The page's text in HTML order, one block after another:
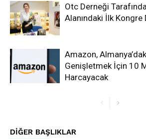
Otc Derneği
Alanındaki İlk
Amazon,
Genişletmek İçin 10
Harcayacak
DIĞER BAŞLIKLAR